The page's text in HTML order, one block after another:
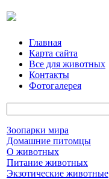
Главная
Карта сайта
Все для животных
Контакты
Фотогалерея
Зоопарки мира
Домашние питомцы
О животных
Питание животных
Экзотические животные